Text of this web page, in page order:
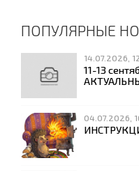
ПОПУЛЯРНЫЕ
14.07.2026,
11-13
04.07.2026,